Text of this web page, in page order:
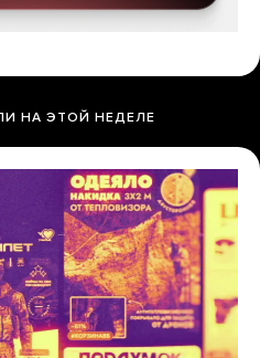
НА ЭТОЙ НЕДЕЛЕ